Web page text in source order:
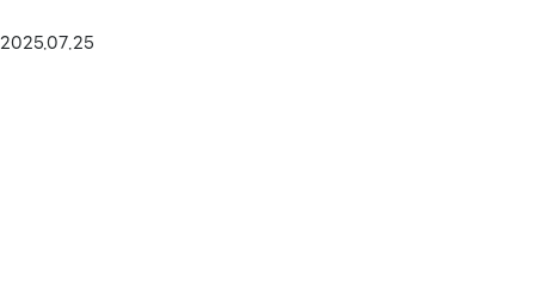
2025.07.25